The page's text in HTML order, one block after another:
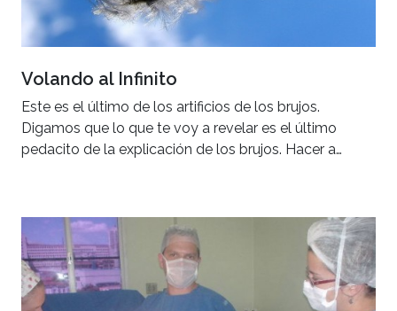
Volando al Infinito
Este es el último de los artificios de los brujos.
Digamos que lo que te voy a revelar es el último
pedacito de la explicación de los brujos. Hacer a…